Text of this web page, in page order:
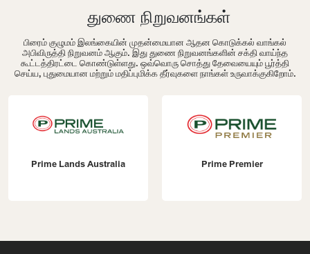
துணை நிறுவனங்கள்
பிரைம் குழுமம் இலங்கையின் முதன்மையான ஆதன கொடுக்கல் வாங்கல்
அபிவிருத்தி நிறுவனம் ஆகும். இது துணை நிறுவனங்களின் சக்தி வாய்ந்த
கூட்டத்திரட்டை கொண்டுள்ளது. ஒவ்வொரு சொத்து தேவையையும் பூர்த்தி
செய்ய, புதுமையான மற்றும் மதிப்புமிக்க தீர்வுகளை நாங்கள் உருவாக்குகிறோம்.
Prime Lands Australia Prime Premier